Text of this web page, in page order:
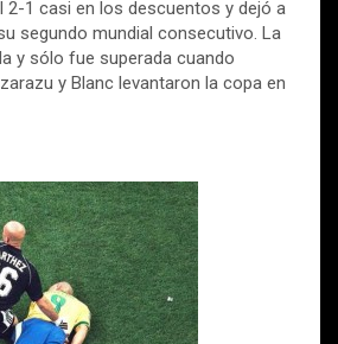
2-1 casi en los descuentos y dejó a
segundo mundial consecutivo. La
y sólo fue superada cuando
y Blanc levantaron la copa en